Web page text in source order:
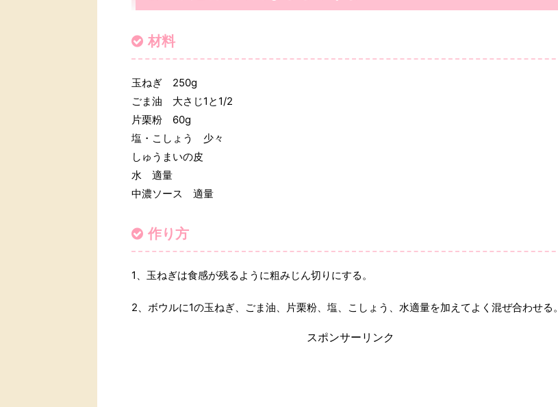
材料
玉ねぎ 250g
ごま油 大さじ1と1/2
片栗粉 60g
塩・こしょう 少々
しゅうまいの皮
水 適量
中濃ソース 適量
作り方
1、玉ねぎは食感が残るように粗みじん切りにする。
2、ボウルに1の玉ねぎ、ごま油、片栗粉、塩、こしょう、水適量を加えてよく混ぜ合わせる。
スポンサーリンク